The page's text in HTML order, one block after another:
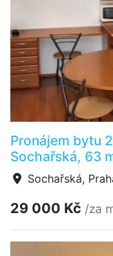
Pronájem bytu
Sochařská, 63
Sochařská,
29 000 Kč /za